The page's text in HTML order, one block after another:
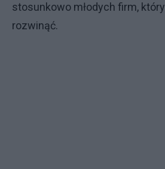
stosunkowo młodych firm,
rozwinąć.